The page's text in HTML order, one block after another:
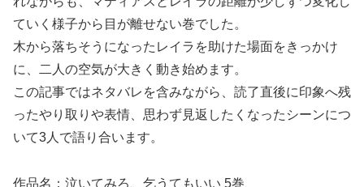
ていく様子から目が離せない巻でした。
木から落ちそうになったレイラを助けた場面をきっかけ
に、二人の空気が大きく動き始めます。
この記事ではネタバレを含みながら、読了直後に印象へ残
ったやり取りや表情、思わず見返したくなったシーンにつ
いて3人で語り合います。
作品名：泣いてみろ、乞うてもいい 5巻